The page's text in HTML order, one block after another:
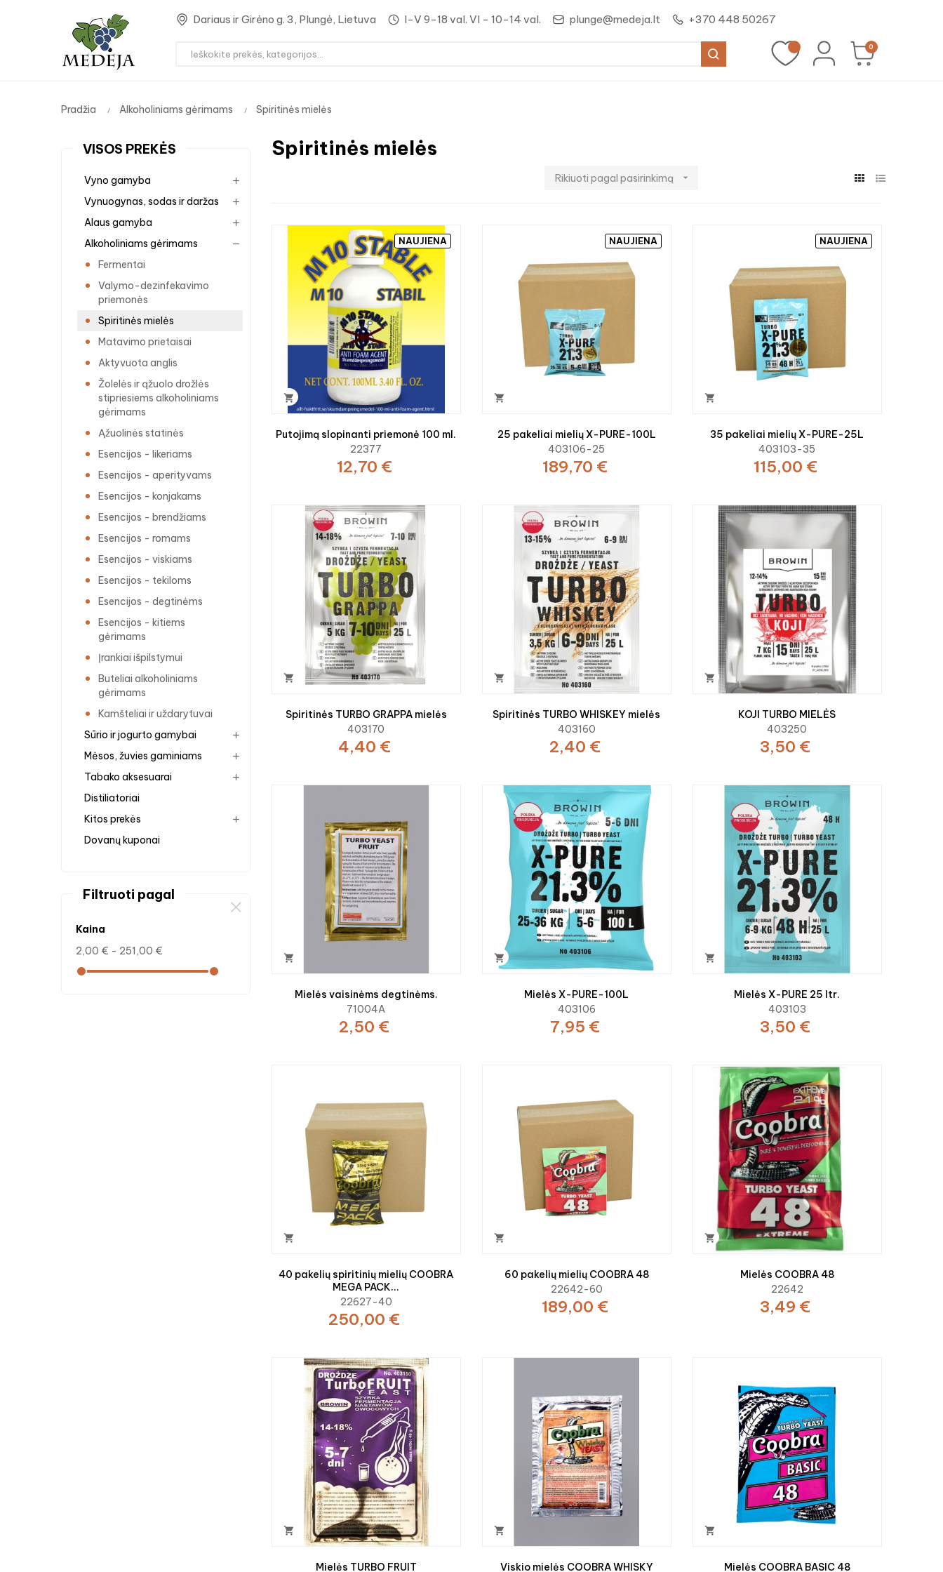
Dariaus ir Girėno g. 3, Plungė, Lietuva I-V 9-18 val. VI - 10-14 val. plunge@medeja.lt +370 448 50267
0
Pradžia Alkoholiniams gėrimams Spiritinės mielės
VISOS PREKĖS
Vyno gamyba
Vynuogynas, sodas ir daržas
Alaus gamyba
Alkoholiniams gėrimams
Fermentai
Valymo-dezinfekavimo
priemonės
Spiritinės mielės
Matavimo prietaisai
Aktyvuota anglis
Žolelės ir ąžuolo drožlės
stipriesiems alkoholiniams
gėrimams
Ąžuolinės statinės
Esencijos - likeriams
Esencijos - aperityvams
Esencijos - konjakams
Esencijos - brendžiams
Esencijos - romams
Esencijos - viskiams
Esencijos - tekiloms
Esencijos - degtinėms
Esencijos - kitiems
gėrimams
Įrankiai išpilstymui
Buteliai alkoholiniams
gėrimams
Kamšteliai ir uždarytuvai
Sūrio ir jogurto gamybai
Mėsos, žuvies gaminiams
Tabako aksesuarai
Distiliatoriai
Kitos prekės
Dovanų kuponai
filtruoti pagal
kaina
2,00 € - 251,00 €
Spiritinės mielės
Rikiuoti pagal pasirinkimą 

NAUJIENA
Putojimą slopinanti priemonė 100 ml.
22377
12,70 €

NAUJIENA
25 pakeliai mielių X-PURE-100L
403106-25
189,70 €

NAUJIENA
35 pakeliai mielių X-PURE-25L
403103-35
115,00 €

Spiritinės TURBO GRAPPA mielės
403170
4,40 €

Spiritinės TURBO WHISKEY mielės
403160
2,40 €

KOJI TURBO MIELĖS
403250
3,50 €

Mielės vaisinėms degtinėms.
71004A
2,50 €

Mielės X-PURE-100L
403106
7,95 €

Mielės X-PURE 25 ltr.
403103
3,50 €

40 pakelių spiritinių mielių COOBRA
MEGA PACK...
22627-40
250,00 €

60 pakelių mielių COOBRA 48
22642-60
189,00 €

Mielės COOBRA 48
22642
3,49 €

Mielės TURBO FRUIT

Viskio mielės COOBRA WHISKY

Mielės COOBRA BASIC 48